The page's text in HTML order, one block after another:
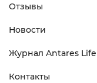
Отзывы
Новости
Журнал Antares Life
Контакты